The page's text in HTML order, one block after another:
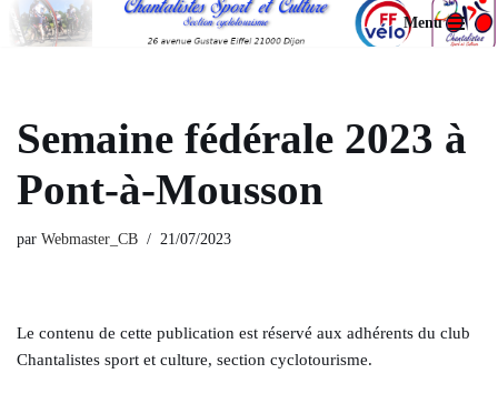
Menu
Semaine fédérale 2023 à
Pont-à-Mousson
par Webmaster_CB 21/07/2023
Le contenu de cette publication est réservé aux adhérents du club
Chantalistes sport et culture, section cyclotourisme.